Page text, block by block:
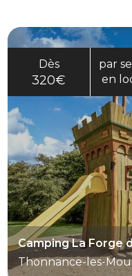
en journée ou en
séjour à la
balnéaire très
restaurant
d’animations en
simple à organiser.
de prévoir des
canoë-kayak indiqué
distingue donc par
équipements et
Dès
320€
par
en
Camping La Forge
Thonnance-les-